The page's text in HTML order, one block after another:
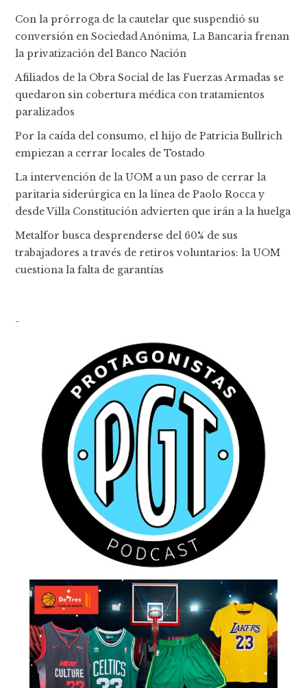
Con la prórroga de la cautelar que suspendió su
conversión en Sociedad Anónima, La Bancaria frenan
la privatización del Banco Nación
Afiliados de la Obra Social de las Fuerzas Armadas se
quedaron sin cobertura médica con tratamientos
paralizados
Por la caída del consumo, el hijo de Patricia Bullrich
empiezan a cerrar locales de Tostado
La intervención de la UOM a un paso de cerrar la
paritaria siderúrgica en la línea de Paolo Rocca y
desde Villa Constitución advierten que irán a la huelga
Metalfor busca desprenderse del 60% de sus
trabajadores a través de retiros voluntarios: la UOM
cuestiona la falta de garantías
-